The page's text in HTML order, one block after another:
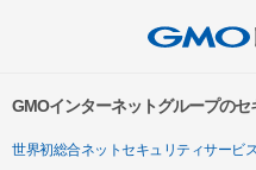
GMOインターネットグループの
世界初総合ネットセキュリティサービ